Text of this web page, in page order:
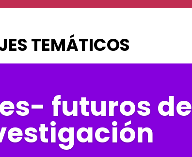
TEMÁTICOS
futuros